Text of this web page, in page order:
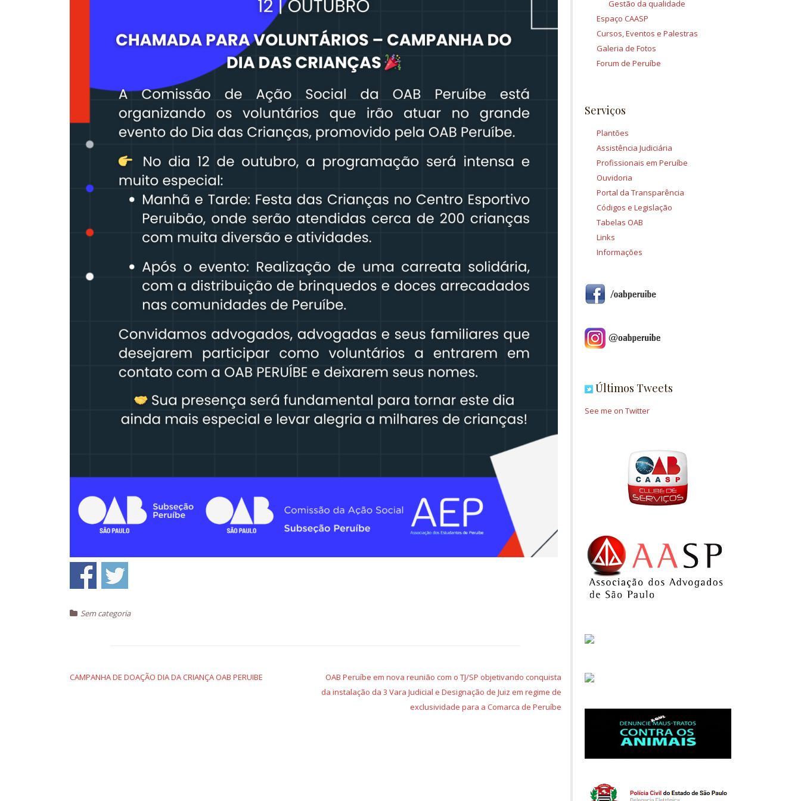
Sem categoria
de
CAMPANHA DE DOAÇÃO DIA DA CRIANÇA OAB PERUIBE
OAB Peruíbe em nova reunião com o TJ/SP objetivando conquista
da instalação da 3 Vara Judicial e Designação de Juiz em regime de
exclusividade para a Comarca de Peruíbe
Gestão da qualidade
Espaço CAASP
Cursos, Eventos e Palestras
Galeria de Fotos
Forum de Peruíbe
Serviços
Plantões
Assistência Judiciária
Profissionais em Peruíbe
Ouvidoria
Portal da Transparência
Códigos e Legislação
Tabelas OAB
Links
Informações
Últimos Tweets
See me on Twitter